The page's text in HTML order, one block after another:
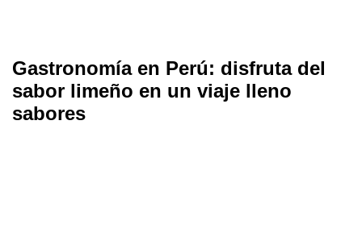
Gastronomía en Perú: disfruta del
sabor limeño en un viaje lleno
sabores